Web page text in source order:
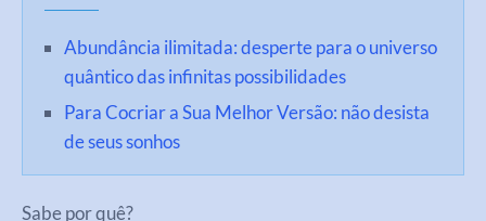
Abundância ilimitada: desperte para o universo
quântico das infinitas possibilidades
Para Cocriar a Sua Melhor Versão: não desista
de seus sonhos
Sabe por quê?